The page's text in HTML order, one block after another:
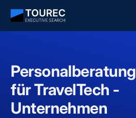
Personalberatung
für TravelTech -
Unternehmen